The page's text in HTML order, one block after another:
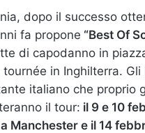
dopo il successo
fa propone “Best Of
di capodanno in
in Inghilterra. Gli
italiano che proprio
il tour: il 9 e 10
Manchester e il 14